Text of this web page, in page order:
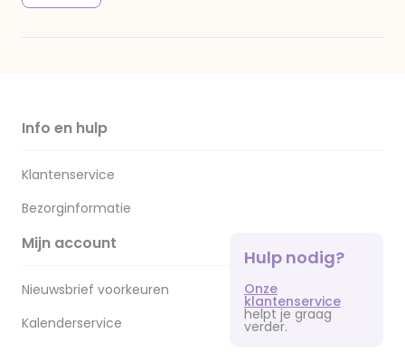
Info en hulp
Klantenservice
Bezorginformatie
Mijn account
Nieuwsbrief voorkeuren
Kalenderservice
Hulp nodig?
Onze
klantenservice
helpt je graag
verder.